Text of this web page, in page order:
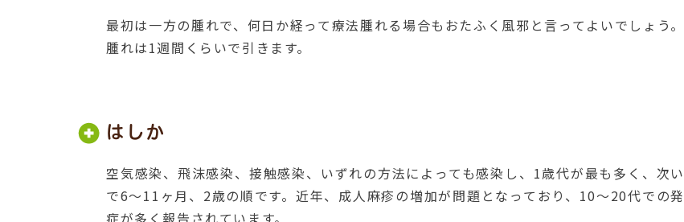
最初は一方の腫れで、何日か経って療法腫れる場合もおたふく風邪と言ってよいでしょう。
腫れは1週間くらいで引きます。
はしか
空気感染、飛沫感染、接触感染、いずれの方法によっても感染し、1歳代が最も多く、次い
で6～11ヶ月、2歳の順です。近年、成人麻疹の増加が問題となっており、10～20代での発
症が多く報告されています。